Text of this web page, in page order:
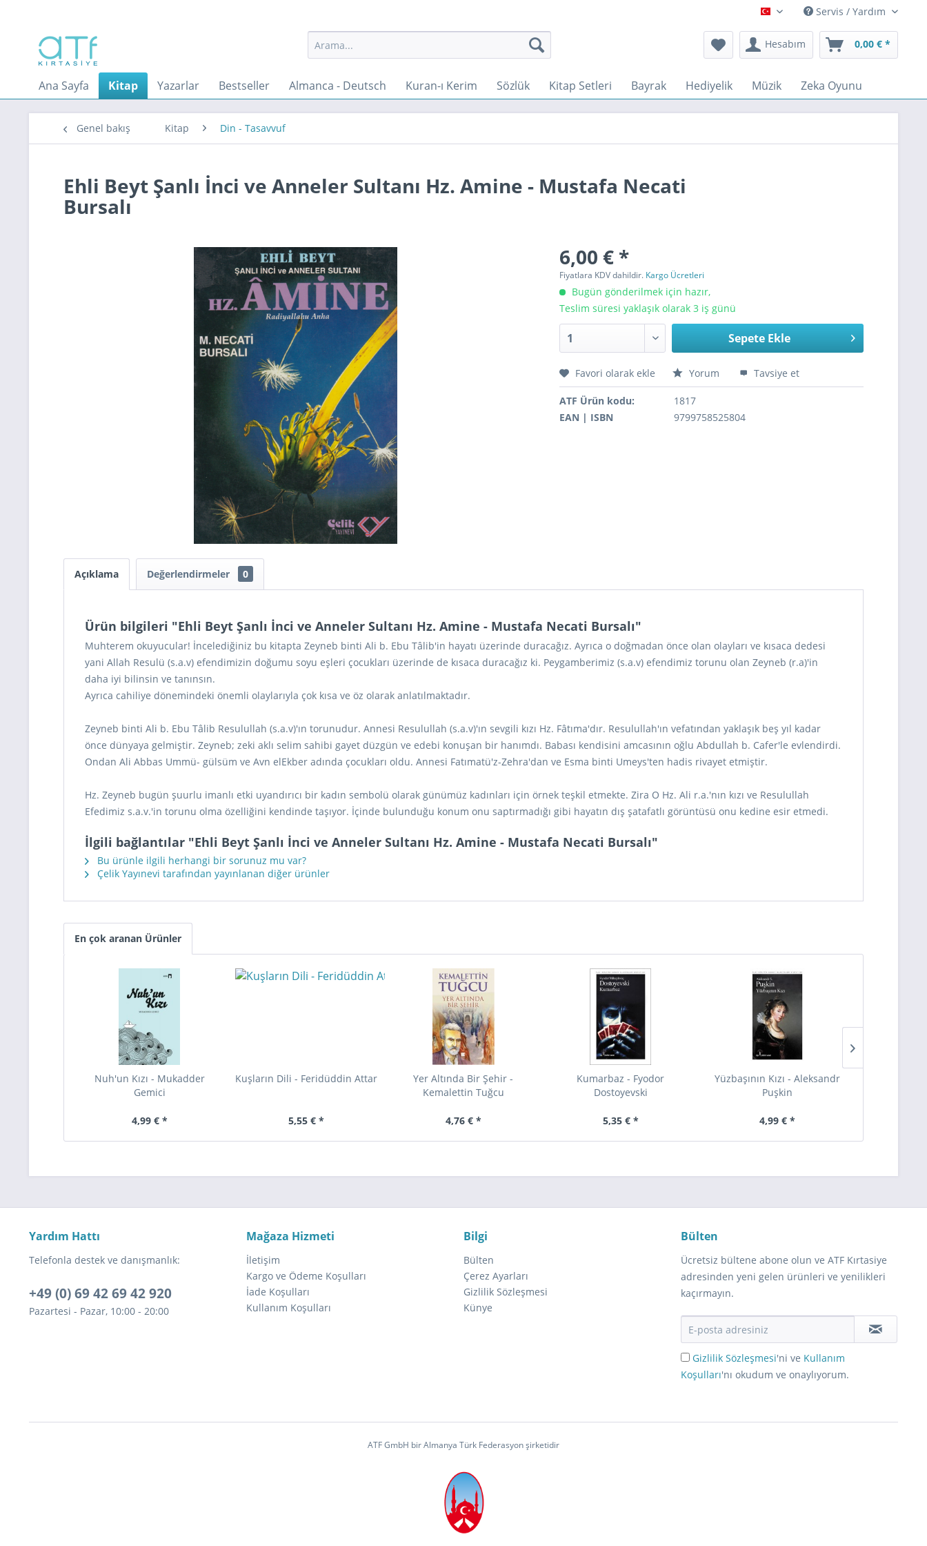
Türkçe Servis / Yardım
Hesabım 0,00 € *
Ana Sayfa Kitap Yazarlar Bestseller Almanca - Deutsch Kuran-ı Kerim Sözlük Kitap Setleri Bayrak Hediyelik Müzik Zeka Oyunu
Genel bakış Kitap Din - Tasavvuf
Ehli Beyt Şanlı İnci ve Anneler Sultanı Hz. Amine - Mustafa Necati
Bursalı
6,00 € *
Fiyatlara KDV dahildir. Kargo Ücretleri
Bugün gönderilmek için hazır,
Teslim süresi yaklaşık olarak 3 iş günü
Sepete Ekle
Favori olarak ekle Yorum Tavsiye et
ATF Ürün kodu:
1817
EAN | ISBN
9799758525804
Açıklama Değerlendirmeler 0
Ürün bilgileri "Ehli Beyt Şanlı İnci ve Anneler Sultanı Hz. Amine - Mustafa Necati Bursalı"
Muhterem okuyucular! İncelediğiniz bu kitapta Zeyneb binti Ali b. Ebu Tâlib'in hayatı üzerinde duracağız. Ayrıca o doğmadan önce olan olayları ve kısaca dedesi
yani Allah Resulü (s.a.v) efendimizin doğumu soyu eşleri çocukları üzerinde de kısaca duracağız ki. Peygamberimiz (s.a.v) efendimiz torunu olan Zeyneb (r.a)'in
daha iyi bilinsin ve tanınsın.
Ayrıca cahiliye dönemindeki önemli olaylarıyla çok kısa ve öz olarak anlatılmaktadır.
Zeyneb binti Ali b. Ebu Tâlib Resulullah (s.a.v)'ın torunudur. Annesi Resulullah (s.a.v)'ın sevgili kızı Hz. Fâtıma'dır. Resulullah'ın vefatından yaklaşık beş yıl kadar
önce dünyaya gelmiştir. Zeyneb; zeki aklı selim sahibi gayet düzgün ve edebi konuşan bir hanımdı. Babası kendisini amcasının oğlu Abdullah b. Cafer'le evlendirdi.
Ondan Ali Abbas Ummü- gülsüm ve Avn elEkber adında çocukları oldu. Annesi Fatımatü'z-Zehra'dan ve Esma binti Umeys'ten hadis rivayet etmiştir.
Hz. Zeyneb bugün şuurlu imanlı etki uyandırıcı bir kadın sembolü olarak günümüz kadınları için örnek teşkil etmekte. Zira O Hz. Ali r.a.'nın kızı ve Resulullah
Efedimiz s.a.v.'in torunu olma özelliğini kendinde taşıyor. İçinde bulunduğu konum onu saptırmadığı gibi hayatın dış şatafatlı görüntüsü onu kedine esir etmedi.
İlgili bağlantılar "Ehli Beyt Şanlı İnci ve Anneler Sultanı Hz. Amine - Mustafa Necati Bursalı"
Bu ürünle ilgili herhangi bir sorunuz mu var?
Çelik Yayınevi tarafından yayınlanan diğer ürünler
En çok aranan Ürünler
Nuh'un Kızı - Mukadder
Gemici
4,99 € *
Kuşların Dili - Feridüddin Attar
5,55 € *
Yer Altında Bir Şehir -
Kemalettin Tuğcu
4,76 € *
Kumarbaz - Fyodor
Dostoyevski
5,35 € *
Yüzbaşının Kızı - Aleksandr
Puşkin
4,99 € *
Yardım Hattı
Telefonla destek ve danışmanlık:
+49 (0) 69 42 69 42 920
Pazartesi - Pazar, 10:00 - 20:00
Mağaza Hizmeti
İletişim
Kargo ve Ödeme Koşulları
İade Koşulları
Kullanım Koşulları
Bilgi
Bülten
Çerez Ayarları
Gizlilik Sözleşmesi
Künye
Bülten
Ücretsiz bültene abone olun ve ATF Kırtasiye
adresinden yeni gelen ürünleri ve yenilikleri
kaçırmayın.
Gizlilik Sözleşmesi'ni ve Kullanım
Koşulları'nı okudum ve onaylıyorum.
ATF GmbH bir Almanya Türk Federasyon şirketidir